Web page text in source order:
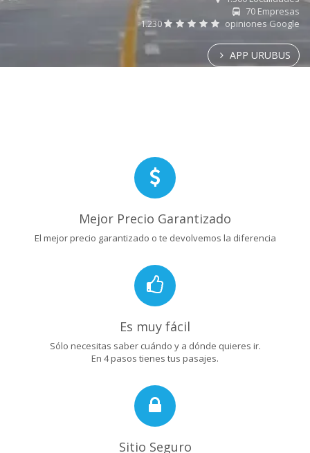
70 Empresas
1.230
opiniones Google
APP URUBUS
Mejor Precio Garantizado
El mejor precio garantizado o te devolvemos la diferencia
Es muy fácil
Sólo necesitas saber cuándo y a dónde quieres ir.
En 4 pasos tienes tus pasajes.
Sitio Seguro